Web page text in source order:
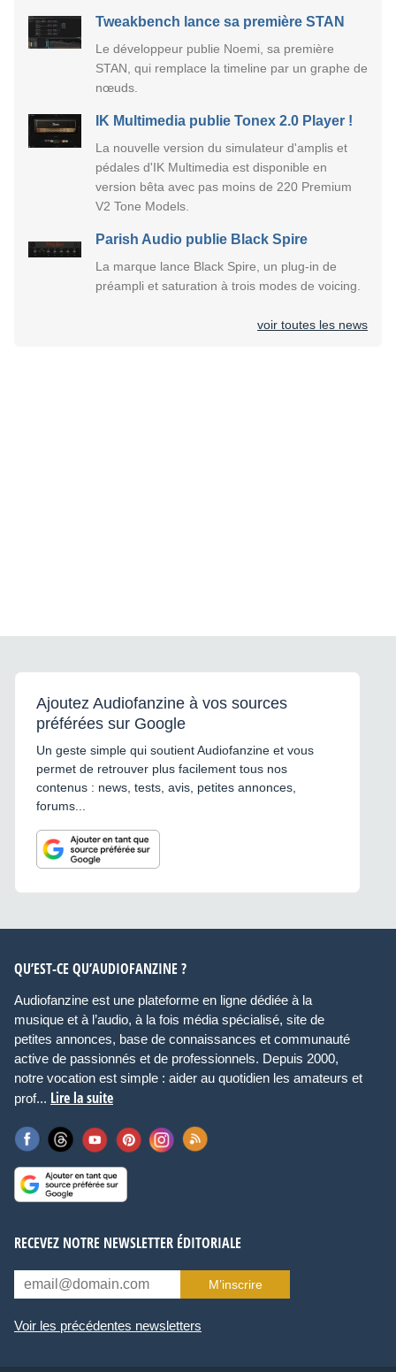
Tweakbench lance sa première STAN
Le développeur publie Noemi, sa première
STAN, qui remplace la timeline par un graphe de
nœuds.
IK Multimedia publie Tonex 2.0 Player !
La nouvelle version du simulateur d'amplis et
pédales d'IK Multimedia est disponible en
version bêta avec pas moins de 220 Premium
V2 Tone Models.
Parish Audio publie Black Spire
La marque lance Black Spire, un plug-in de
préampli et saturation à trois modes de voicing.
voir toutes les news
Ajoutez Audiofanzine à vos sources
préférées sur Google
Un geste simple qui soutient Audiofanzine et vous
permet de retrouver plus facilement tous nos
contenus : news, tests, avis, petites annonces,
forums...
QU’EST-CE QU’AUDIOFANZINE ?
Audiofanzine est une plateforme en ligne dédiée à la
musique et à l’audio, à la fois média spécialisé, site de
petites annonces, base de connaissances et communauté
active de passionnés et de professionnels. Depuis 2000,
notre vocation est simple : aider au quotidien les amateurs et
prof... Lire la suite
RECEVEZ NOTRE NEWSLETTER ÉDITORIALE
M’inscrire
Voir les précédentes newsletters